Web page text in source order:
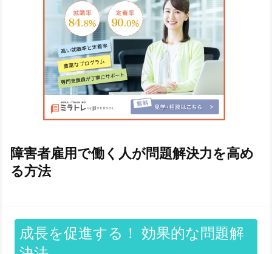
障害者雇用で働く人が問題解決力を高め
る方法
成長を促進する！ 効果的な問題解